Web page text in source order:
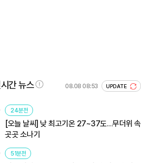
간 뉴스 08.08 08:53 UPDATE
24분전
[오늘 날씨] 낮 최고기온 27~37도…무더위 속
곳곳 소나기
51분전